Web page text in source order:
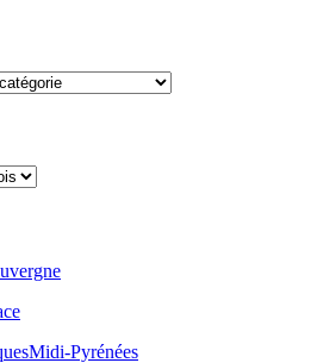
Midi-Pyrénées